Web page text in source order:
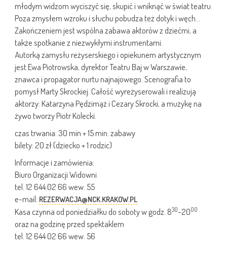
młodym widzom wyciszyć się, skupić i wniknąć w świat teatru.
Poza zmysłem wzroku i słuchu pobudza też dotyk i węch…
Zakończeniem jest wspólna zabawa aktorów z dziećmi, a
także spotkanie z niezwykłymi instrumentami.
Autorką zamysłu reżyserskiego i opiekunem artystycznym
jest Ewa Piotrowska, dyrektor Teatru Baj w Warszawie,
znawca i propagator nurtu najnajowego. Scenografia to
pomysł Marty Skrockiej. Całość wyreżyserowali i realizują
aktorzy: Katarzyna Pędzimąż i Cezary Skrocki, a muzykę na
żywo tworzy Piotr Kolecki.
czas trwania: 30 min + 15 min. zabawy
bilety: 20 zł (dziecko + 1 rodzic)
Informacje i zamówienia:
Biuro Organizacji Widowni
tel. 12 644 02 66 wew. 55
e-mail: REZERWACJA@NCK.KRAKOW.PL
Kasa czynna od poniedziałku do soboty w godz. 830-2000
oraz na godzinę przed spektaklem
tel. 12 644 02 66 wew. 56